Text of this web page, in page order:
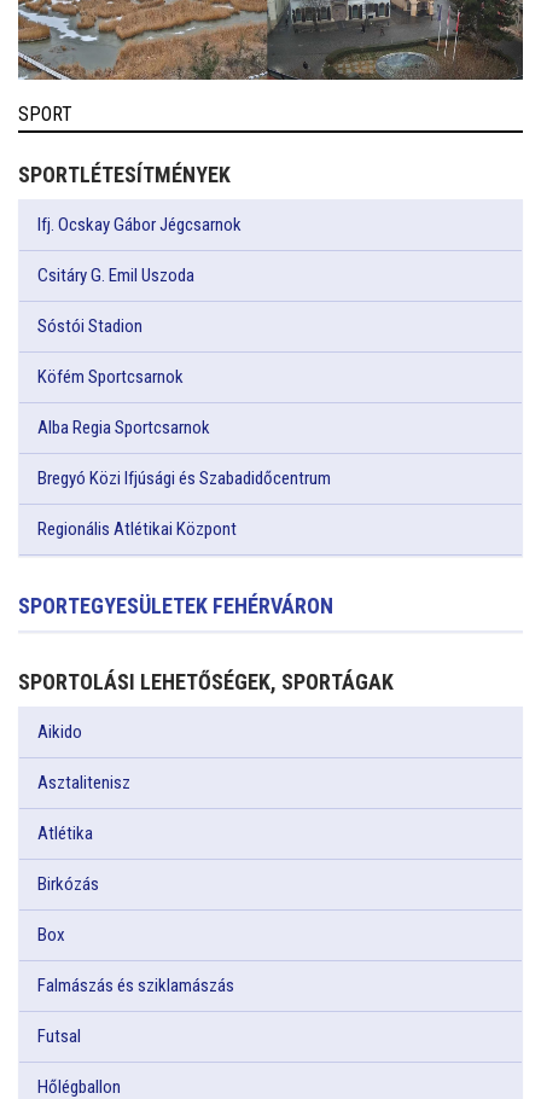
SPORT
SPORTLÉTESÍTMÉNYEK
Ifj. Ocskay Gábor Jégcsarnok
Csitáry G. Emil Uszoda
Sóstói Stadion
Köfém Sportcsarnok
Alba Regia Sportcsarnok
Bregyó Közi Ifjúsági és Szabadidőcentrum
Regionális Atlétikai Központ
SPORTEGYESÜLETEK FEHÉRVÁRON
SPORTOLÁSI LEHETŐSÉGEK, SPORTÁGAK
Aikido
Asztalitenisz
Atlétika
Birkózás
Box
Falmászás és sziklamászás
Futsal
Hőlégballon